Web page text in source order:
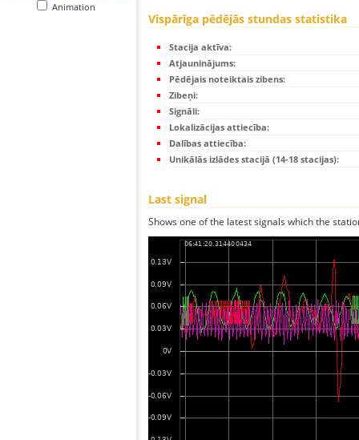
Animation
Vispārīga pēdējās stundas statistika
Stacija aktīva:
Atjauninājums:
Pēdējais noteiktais zibens:
Zibeņi:
Signāli:
Lokalizācijas attiecība:
Dalības attiecība:
Unikālās izlādes stacijā (14-18 stacijas):
Last signal
Shows one of the latest signals which the